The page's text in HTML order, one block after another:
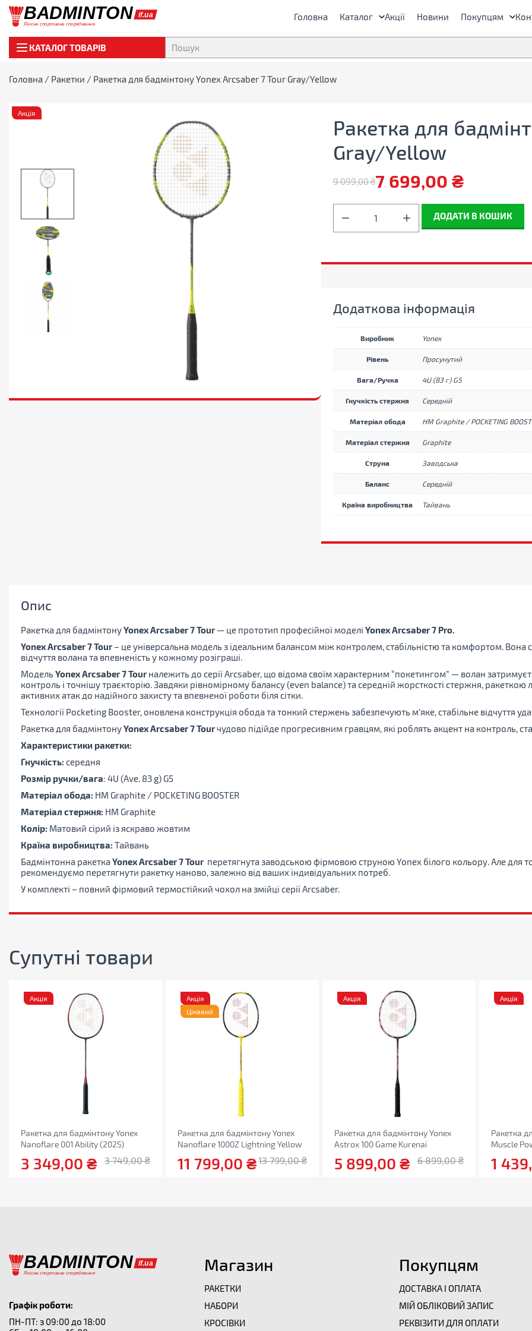
Головна Каталог Акції Новини Покупцям
КАТАЛОГ ТОВАРІВ
Головна / Ракетки / Ракетка для бадмінтону Yonex Arcsaber 7 Tour Gray/Yellow
Акція
Ракетка для
Gray/Yellow
9 099,00₴
Оригінальна
ціна:
9
7 699,00 ₴
Поточна
ціна:
7
для
бадмінтону
7
ДОДАТИ В КОШИК
Додаткова інформація
Виробник Yonex
Рівень Просунутий
Вага/Ручка 4U (83 г) G5
Гнучкість стержня Середній
Матеріал обода HM Graphite / POCKETING
Матеріал стержня Graphite
Струна Заводська
Баланс Середній
Країна виробництва Тайвань
Опис
Ракетка для бадмінтонуYonex Arcsaber 7 Tour— це прототип професійної моделі Yonex Arcsaber 7 Pro.
Yonex Arcsaber 7 Tour– це універсальна модель з ідеальним балансом між контролем, стабільністю та комфортом. Вона
відчуття волана та впевненість у кожному розіграші.
Модель Yonex Arcsaber 7 Tourналежить до серії Arcsaber, що відома своїм характерним “покетингом” — волан
контроль і точнішу траєкторію. Завдяки рівномірному балансу (even balance) та середній жорсткості стержня, ракеткою
активних атак до надійного захисту та впевненої роботи біля сітки.
Технології Pocketing Booster, оновлена конструкція обода та тонкий стержень забезпечують м’яке, стабільне відчуття
Ракетка для бадмінтонуYonex Arcsaber 7 Tourчудово підійде прогресивним гравцям, які роблять акцент на контроль,
Характеристики ракетки:
Гнучкість: середня
Розмір ручки/вага: 4U (Ave. 83 g) G5
Матеріал обода: HM Graphite / POCKETING BOOSTER
Матеріал стержня: HM Graphite
Колір: Матовий сірий із яскраво жовтим
Країна виробництва: Тайвань
Бадмінтонна ракеткаYonex Arcsaber 7 Tourперетягнута заводською фірмовою струною Yonex білого кольору. Але для
рекомендуємо перетягнути ракетку наново, залежно від ваших індивідуальних потреб.
У комплекті – повний фірмовий термостійкий чохол на змійці серії Arcsaber.
Супутні товари
Акція
Ракетка для бадмінтону Yonex
Nanoflare 001 Ability (2025)
3 349,00 ₴ 3 749,00₴
Акція
Цікавий
Ракетка для бадмінтону Yonex
Nanoflare 1000Z Lightning Yellow
11 799,00 ₴13 799,00₴
Акція
Ракетка для бадмінтону Yonex
Astrox 100 Game Kurenai
5 899,00 ₴ 6 899,00₴
Акція
Ракетка
Muscle
1
Графік роботи:
ПН-ПТ: з 09:00 до 18:00
Магазин
РАКЕТКИ
НАБОРИ
КРОСІВКИ
Покупцям
ДОСТАВКА І ОПЛАТА
МІЙ ОБЛІКОВИЙ ЗАПИС
РЕКВІЗИТИ ДЛЯ ОПЛАТИ